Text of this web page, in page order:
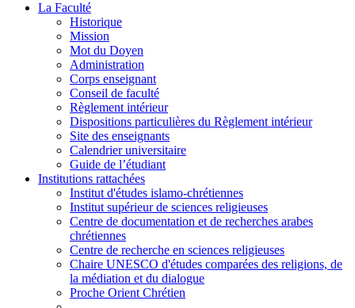
La Faculté
Historique
Mission
Mot du Doyen
Administration
Corps enseignant
Conseil de faculté
Règlement intérieur
Dispositions particulières du Règlement intérieur
Site des enseignants
Calendrier universitaire
Guide de l’étudiant
Institutions rattachées
Institut d'études islamo-chrétiennes
Institut supérieur de sciences religieuses
Centre de documentation et de recherches arabes
chrétiennes
Centre de recherche en sciences religieuses
Chaire UNESCO d'études comparées des religions, de
la médiation et du dialogue
Proche Orient Chrétien